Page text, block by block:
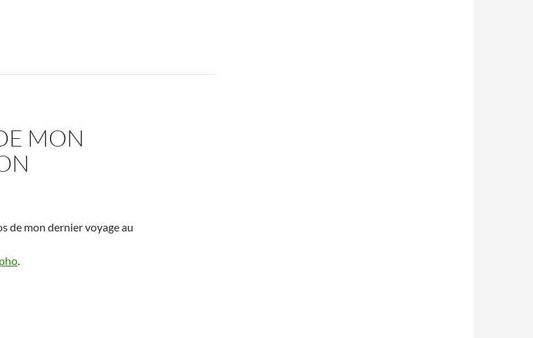
MON
de mon dernier voyage au
.